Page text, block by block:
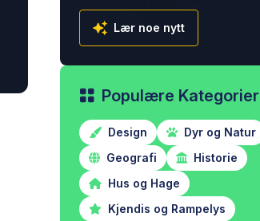
Lær noe nytt
Populære Kategorier
Design
Dyr og Natur
Geografi
Historie
Hus og Hage
Kjendis og Rampelys